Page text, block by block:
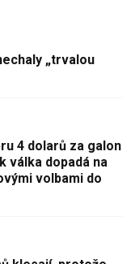
„trvalou
4 dolarů za galon
válka dopadá na
volbami do